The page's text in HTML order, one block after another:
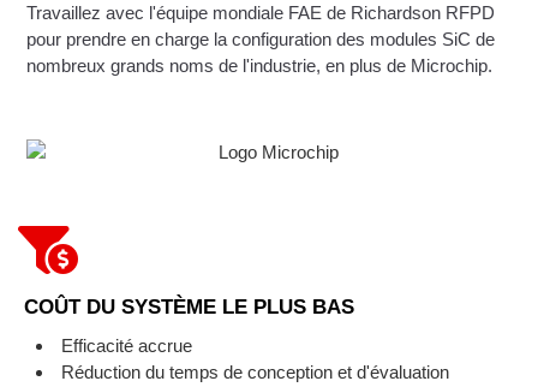
Travaillez avec l'équipe mondiale FAE de Richardson RFPD
pour prendre en charge la configuration des modules SiC de
nombreux grands noms de l'industrie, en plus de Microchip.
COÛT DU SYSTÈME LE PLUS BAS
Efficacité accrue
Réduction du temps de conception et d'évaluation